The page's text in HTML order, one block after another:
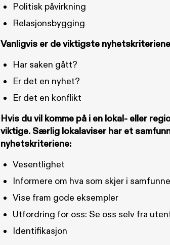
Politisk påvirkning
Relasjonsbygging
Vanligvis er de viktigste
Har saken gått?
Er det en nyhet?
Er det en konflikt
Hvis du vil komme på i en lokal- eller
viktige. Særlig lokalaviser har et
nyhetskriteriene:
Vesentlighet
Informere om hva som skjer i
Vise fram gode eksempler
Utfordring for oss: Se oss selv fra
Identifikasjon